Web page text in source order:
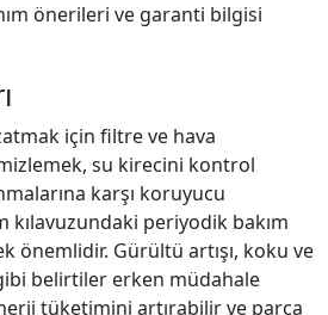
önerileri ve garanti bilgisi
için filtre ve hava
su kirecini kontrol
karşı koruyucu
kılavuzundaki periyodik bakım
önemlidir. Gürültü artışı, koku ve
belirtiler erken müdahale
tüketimini artırabilir ve parça